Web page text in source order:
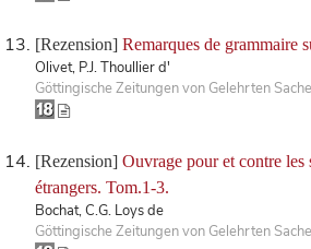
[Rezension] Remarques de grammaire
Olivet, P.J. Thoullier d'
Göttingische Zeitungen von Gelehrten
[Rezension] Ouvrage pour et contre les
étrangers. Tom.1-3.
Bochat, C.G. Loys de
Göttingische Zeitungen von Gelehrten